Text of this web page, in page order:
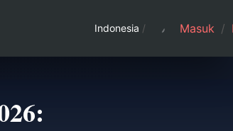
Indonesia / Masuk /